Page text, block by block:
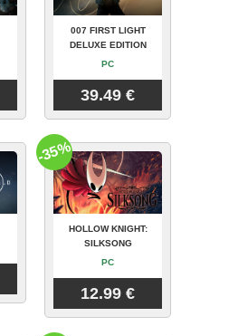
007 FIRST LIGHT
DELUXE EDITION
PC
39.49 €
HOLLOW KNIGHT:
SILKSONG
PC
12.99 €
-35%